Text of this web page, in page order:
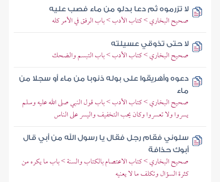
لا تزرموه ثم دعا بدلو من ماء فصب عليه
صحيح البخاري > كتاب الأدب > باب الرفق في الأمر كله
لا حتى تذوقي عسيلته
صحيح البخاري > كتاب الأدب > باب التبسم والضحك
دعوه وأهريقوا على بوله ذنوبا من ماء أو سجلا من
ماء
صحيح البخاري > كتاب الأدب > باب قول النبي صلى الله عليه وسلم
يسروا ولا تعسروا وكان يحب التخفيف واليسر على الناس
سلوني فقام رجل فقال يا رسول الله من أبي قال
أبوك حذافة
صحيح البخاري > كتاب الاعتصام بالكتاب والسنة > باب ما يكره من
كثرة السؤال وتكلف ما لا يعنيه